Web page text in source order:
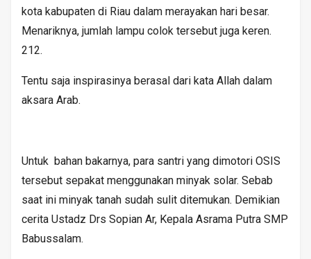
kota kabupaten di Riau dalam merayakan hari besar.
Menariknya, jumlah lampu colok tersebut juga keren.
212.
Tentu saja inspirasinya berasal dari kata Allah dalam
aksara Arab.
Untuk bahan bakarnya, para santri yang dimotori OSIS
tersebut sepakat menggunakan minyak solar. Sebab
saat ini minyak tanah sudah sulit ditemukan. Demikian
cerita Ustadz Drs Sopian Ar, Kepala Asrama Putra SMP
Babussalam.